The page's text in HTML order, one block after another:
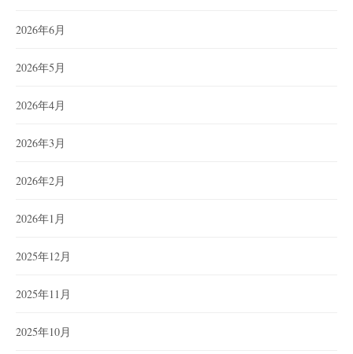
2026年6月
2026年5月
2026年4月
2026年3月
2026年2月
2026年1月
2025年12月
2025年11月
2025年10月